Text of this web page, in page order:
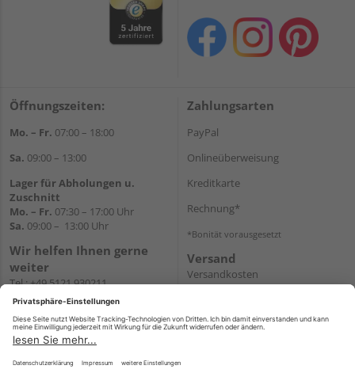
Öffnungszeiten:
Mo. – Fr. 07:00 – 18:00
Sa. 09:00 – 13:00
Lager für Abholungen u.
Zuschnitt
Mo. – Fr. 07:30 – 17:00 Uhr
Sa. 09:00 – 13:00 Uhr
Wir helfen Ihnen gerne
weiter
Tel.:+49 5121 930211
E-Mail:holzlandshop@holzland-
Newsletter
Zahlungsarten
PayPal
Onlineüberweisung
Kreditkarte
Rechnung*
*Bonität vorausgesetzt
Versand
Versandkosten